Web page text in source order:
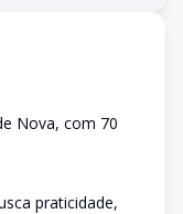
Nova, com 70
praticidade,